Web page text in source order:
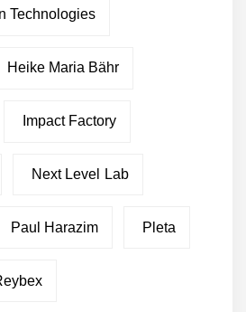
Technologies
Heike Maria Bähr
Impact Factory
Next Level Lab
Paul Harazim Pleta